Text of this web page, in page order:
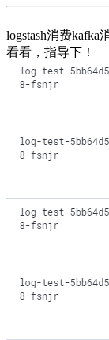
logstash消费
看看，指导下！